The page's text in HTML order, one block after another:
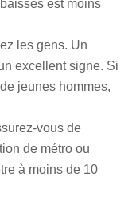
est moins
les gens. Un
excellent signe. Si
jeunes hommes,
vous de
de métro ou
à moins de 10